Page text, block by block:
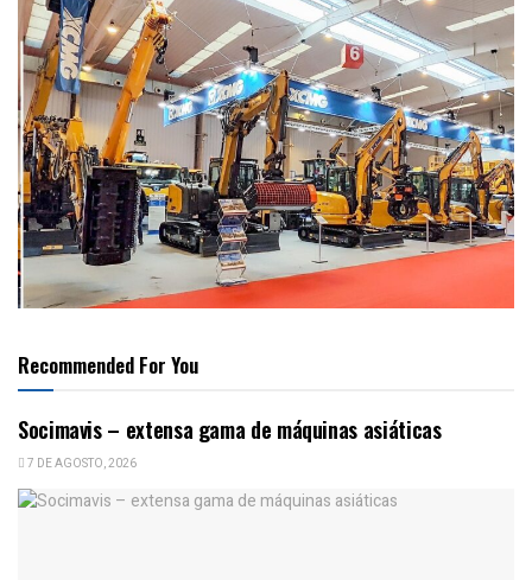
Recommended For You
Socimavis – extensa gama de máquinas asiáticas
7 DE AGOSTO, 2026